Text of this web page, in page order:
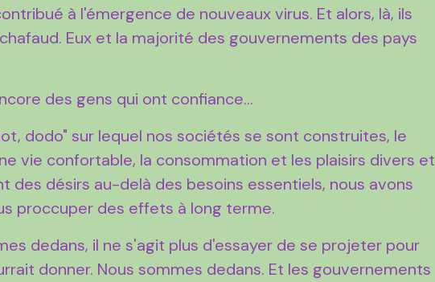
à l'émergence de nouveaux virus. Et alors, là, ils
Eux et la majorité des gouvernements des pays
des gens qui ont confiance...
dodo" sur lequel nos sociétés se sont construites, le
vie confortable, la consommation et les plaisirs divers et
des désirs au-delà des besoins essentiels, nous avons
proccuper des effets à long terme.
dedans, il ne s'agit plus d'essayer de se projeter pour
donner. Nous sommes dedans. Et les gouvernements